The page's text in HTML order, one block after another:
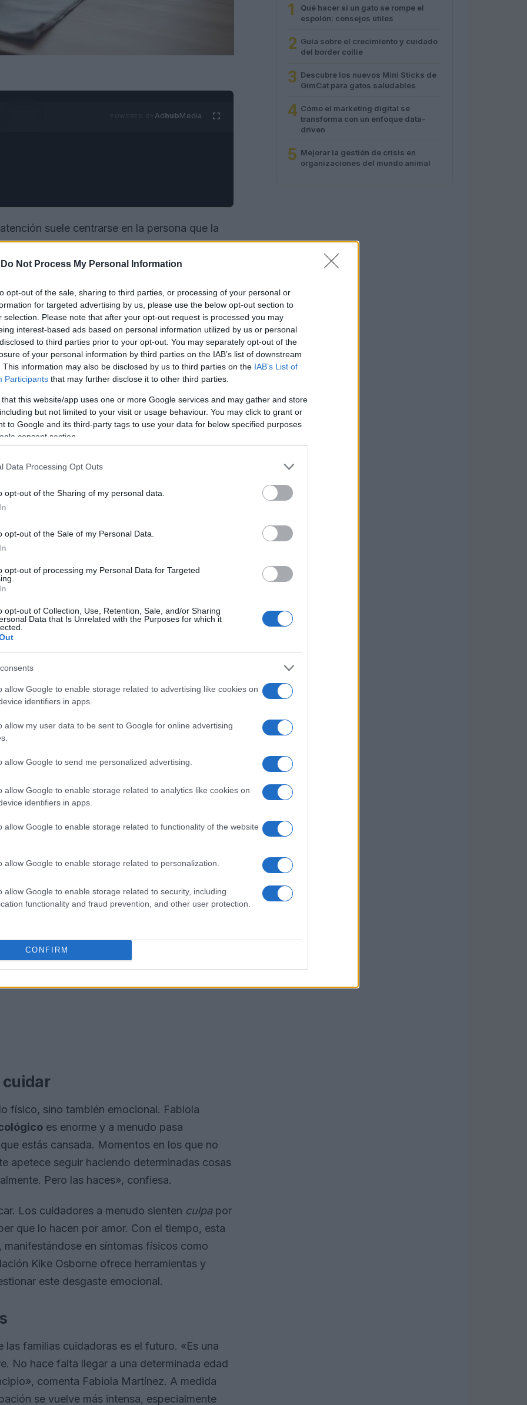
Do Not Process My Personal Information
opt-out of the sale, sharing to third parties, or processing of your personal or
for targeted advertising by us, please use the below opt-out section to
selection. Please note that after your opt-out request is processed you may
interest-based ads based on personal information utilized by us or personal
to third parties prior to your opt-out. You may separately opt-out of the
of your personal information by third parties on the IAB’s list of downstream
This information may also be disclosed by us to third parties on the IAB’s List of
Participants that may further disclose it to other third parties.
that this website/app uses one or more Google services and may gather and store
but not limited to your visit or usage behaviour. You may click to grant or
to Google and its third-party tags to use your data for below specified purposes
consent section.
Data Processing Opt Outs
opt-out of the Sharing of my personal data.
opt-out of the Sale of my Personal Data.
opt-out of processing my Personal Data for Targeted
opt-out of Collection, Use, Retention, Sale, and/or Sharing
Data that Is Unrelated with the Purposes for which it
allow Google to enable storage related to advertising like cookies on
identifiers in apps.
allow my user data to be sent to Google for online advertising
allow Google to send me personalized advertising.
allow Google to enable storage related to analytics like cookies on
identifiers in apps.
allow Google to enable storage related to functionality of the website
allow Google to enable storage related to personalization.
allow Google to enable storage related to security, including
functionality and fraud prevention, and other user protection.
CONFIRM
AdhubMedia
suele centrarse en la persona que la
pasa desapercibido: loscuidadores.
reorganizan sus vidas para apoyar a sus
la iniciativa de visibilizar esta realidad a través
que se llevará a cabo los días 19 y 20 de junio
Los fondos recaudados se destinarán a
Kike Osborne, destaca que los
en el relato de la discapacidad. «Cuando
toda tu atención está puesta en él o en ella.
tu esfuerzo, tu sacrificio o tu
explica.
de percepción social, sino también una
no se colocan en el centro del relato
más lo necesita. La Fundación Kike
en la importancia de reconocer y
cuidar
físico, sino también emocional. Fabiola
es enorme y a menudo pasa
estás cansada. Momentos en los que no
apetece seguir haciendo determinadas cosas
Pero las haces», confiesa.
Los cuidadores a menudo sienten culpapor
que lo hacen por amor. Con el tiempo, esta
en síntomas físicos como
Kike Osborne ofrece herramientas y
este desgaste emocional.
familias cuidadoras es el futuro. «Es una
No hace falta llegar a una determinada edad
comenta Fabiola Martínez. A medida
se vuelve más intensa, especialmente
1
Qué hacer si un gato se rompe el
espolón: consejos útiles
2 Guía sobre el crecimiento y cuidado
del border collie
3 Descubre los nuevos Mini Sticks de
GimCat para gatos saludables
4 Cómo el marketing digital se
transforma con un enfoque data-
driven
5 Mejorar la gestión de crisis en
organizaciones del mundo animal